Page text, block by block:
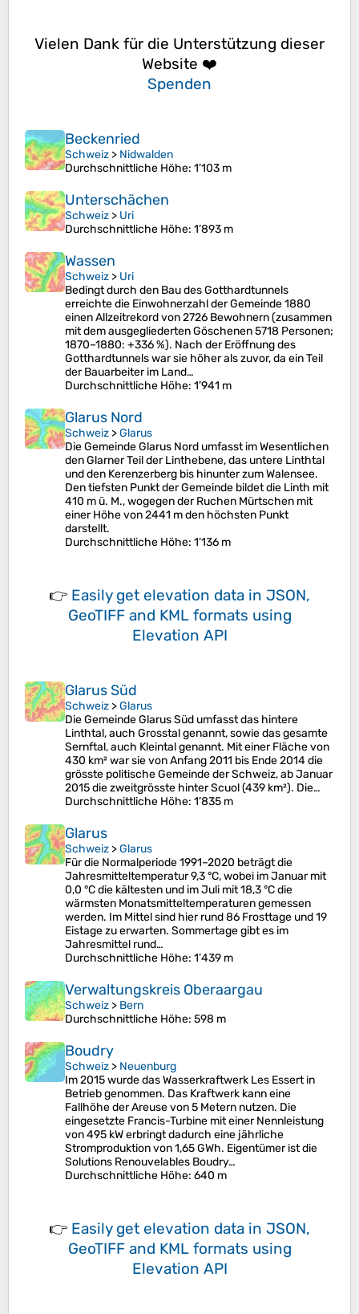
Vielen Dank für die Unterstützung dieser
Website ❤️
Spenden
Beckenried
Schweiz > Nidwalden
Durchschnittliche Höhe: 1’103 m
Unterschächen
Schweiz > Uri
Durchschnittliche Höhe: 1’893 m
Wassen
Schweiz > Uri
Bedingt durch den Bau des Gotthardtunnels
erreichte die Einwohnerzahl der Gemeinde 1880
einen Allzeitrekord von 2726 Bewohnern (zusammen
mit dem ausgegliederten Göschenen 5718 Personen;
1870–1880: +336 %). Nach der Eröffnung des
Gotthardtunnels war sie höher als zuvor, da ein Teil
der Bauarbeiter im Land…
Durchschnittliche Höhe: 1’941 m
Glarus Nord
Schweiz >Glarus
Die Gemeinde Glarus Nord umfasst im Wesentlichen
den Glarner Teil der Linthebene, das untere Linthtal
und den Kerenzerberg bis hinunter zum Walensee.
Den tiefsten Punkt der Gemeinde bildet die Linth mit
410 m ü. M., wogegen der Ruchen Mürtschen mit
einer Höhe von 2441 m den höchsten Punkt
darstellt.
Durchschnittliche Höhe: 1’136 m
👉 Easily get elevation data in JSON,
GeoTIFF and KML formats using
Elevation API
Glarus Süd
Schweiz >Glarus
Die Gemeinde Glarus Süd umfasst das hintere
Linthtal, auch Grosstal genannt, sowie das gesamte
Sernftal, auch Kleintal genannt. Mit einer Fläche von
430 km² war sie von Anfang 2011 bis Ende 2014 die
grösste politische Gemeinde der Schweiz, ab Januar
2015 die zweitgrösste hinter Scuol (439 km²). Die…
Durchschnittliche Höhe: 1’835 m
Glarus
Schweiz >Glarus
Für die Normalperiode 1991–2020 beträgt die
Jahresmitteltemperatur 9,3 °C, wobei im Januar mit
0,0 °C die kältesten und im Juli mit 18,3 °C die
wärmsten Monatsmitteltemperaturen gemessen
werden. Im Mittel sind hier rund 86 Frosttage und 19
Eistage zu erwarten. Sommertage gibt es im
Jahresmittel rund…
Durchschnittliche Höhe: 1’439 m
Verwaltungskreis Oberaargau
Schweiz > Bern
Durchschnittliche Höhe: 598 m
Boudry
Schweiz > Neuenburg
Im 2015 wurde das Wasserkraftwerk Les Essert in
Betrieb genommen. Das Kraftwerk kann eine
Fallhöhe der Areuse von 5 Metern nutzen. Die
eingesetzte Francis-Turbine mit einer Nennleistung
von 495 kW erbringt dadurch eine jährliche
Stromproduktion von 1,65 GWh. Eigentümer ist die
Solutions Renouvelables Boudry…
Durchschnittliche Höhe: 640 m
👉 Easily get elevation data in JSON,
GeoTIFF and KML formats using
Elevation API